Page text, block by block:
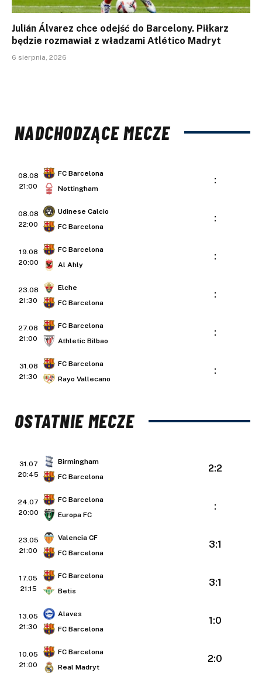
Julián Álvarez chce odejść do Barcelony. Piłkarz
będzie rozmawiał z władzami Atlético Madryt
6 sierpnia, 2026
NADCHODZĄCE MECZE
08.08
21:00
FC Barcelona
Nottingham
:
08.08
22:00
Udinese Calcio
FC Barcelona
:
19.08
20:00
FC Barcelona
Al Ahly
:
23.08
21:30
Elche
FC Barcelona
:
27.08
21:00
FC Barcelona
Athletic Bilbao
:
31.08
21:30
FC Barcelona
Rayo Vallecano
:
OSTATNIE MECZE
31.07
20:45
Birmingham
FC Barcelona
2:2
24.07
20:00
FC Barcelona
Europa FC
:
23.05
21:00
Valencia CF
FC Barcelona
3:1
17.05
21:15
FC Barcelona
Betis
3:1
13.05
21:30
Alaves
FC Barcelona
1:0
10.05
21:00
FC Barcelona
Real Madryt
2:0